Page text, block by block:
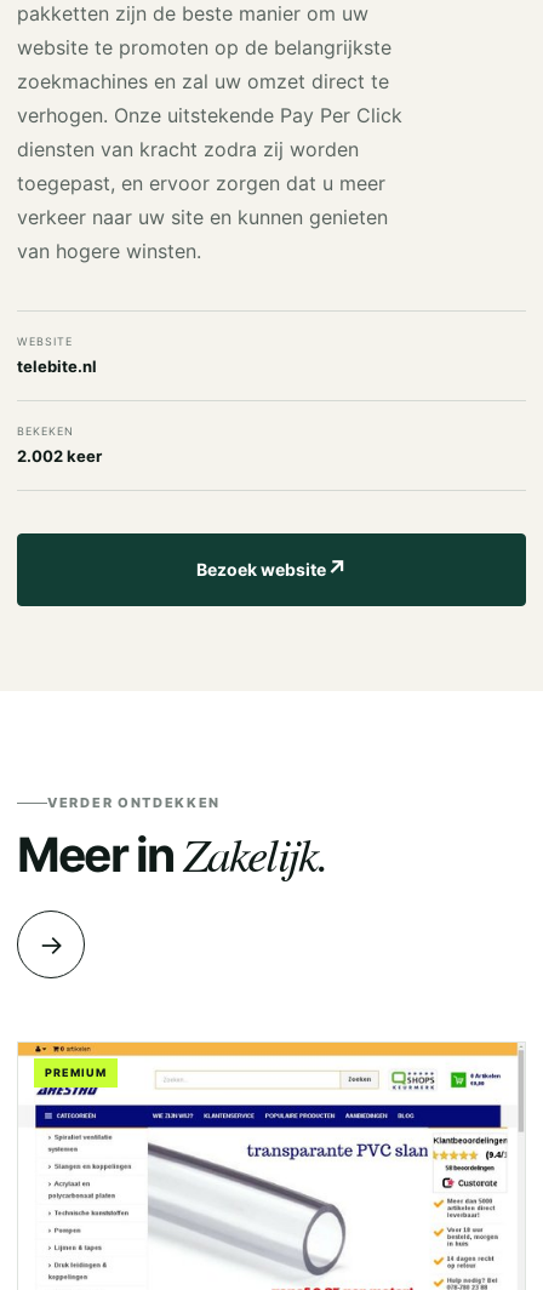
pakketten zijn de beste manier om uw
website te promoten op de belangrijkste
zoekmachines en zal uw omzet direct te
verhogen. Onze uitstekende Pay Per Click
diensten van kracht zodra zij worden
toegepast, en ervoor zorgen dat u meer
verkeer naar uw site en kunnen genieten
van hogere winsten.
WEBSITE
telebite.nl
BEKEKEN
2.002 keer
Bezoek website↗
VERDER ONTDEKKEN
Meer inZakelijk.
→
PREMIUM